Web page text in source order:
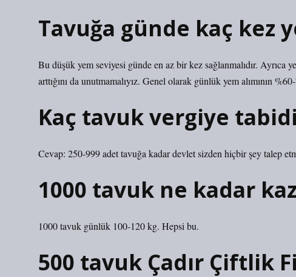
Tavuğa günde kaç kez
Bu düşük yem seviyesi günde en az bir kez sağlanmalıdır. Ayrıca
arttığını da unutmamalıyız. Genel olarak günlük yem alımının
Kaç tavuk vergiye
Cevap: 250-999 adet tavuğa kadar devlet sizden hiçbir şey talep
1000 tavuk ne kadar
1000 tavuk günlük 100-120 kg. Hepsi bu.
500 tavuk Çadır Çiftlik